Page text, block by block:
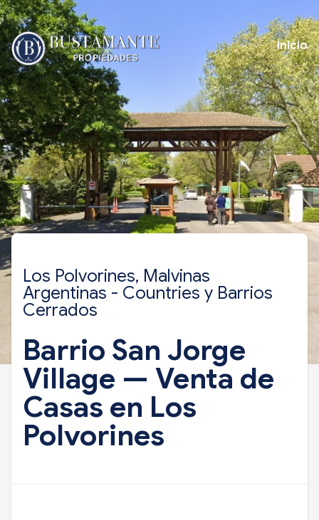
Inicio
Los Polvorines, Malvinas
Argentinas - Countries y Barrios
Cerrados
Barrio San Jorge
Village — Venta de
Casas en Los
Polvorines